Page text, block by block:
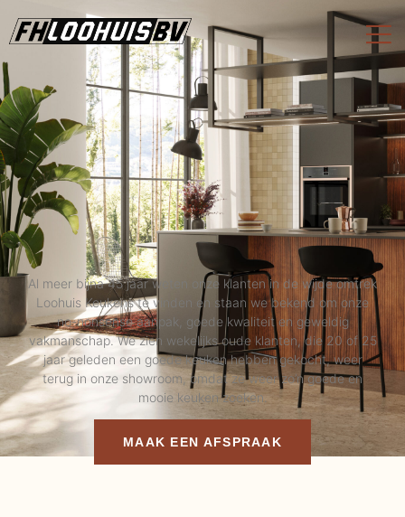
Al meer bijna 45 jaar weten onze klanten in de wijde omtrek
Loohuis Keukens te vinden en staan we bekend om onze
no-nonsense aanpak, goede kwaliteit en geweldig
vakmanschap. We zien wekelijks oude klanten, die 20 of 25
jaar geleden een goede keuken hebben gekocht, weer
terug in onze showroom, omdat ze weer zo’n goede en
mooie keuken zoeken.
MAAK EEN AFSPRAAK